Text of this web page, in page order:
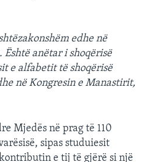
edhe në
anëtar i shoqërisë
e alfabetit të shoqërisë
në Kongresin e Manastirit,
Mjedës në prag të 110
sipas studuiesit
e tij të gjërë si një